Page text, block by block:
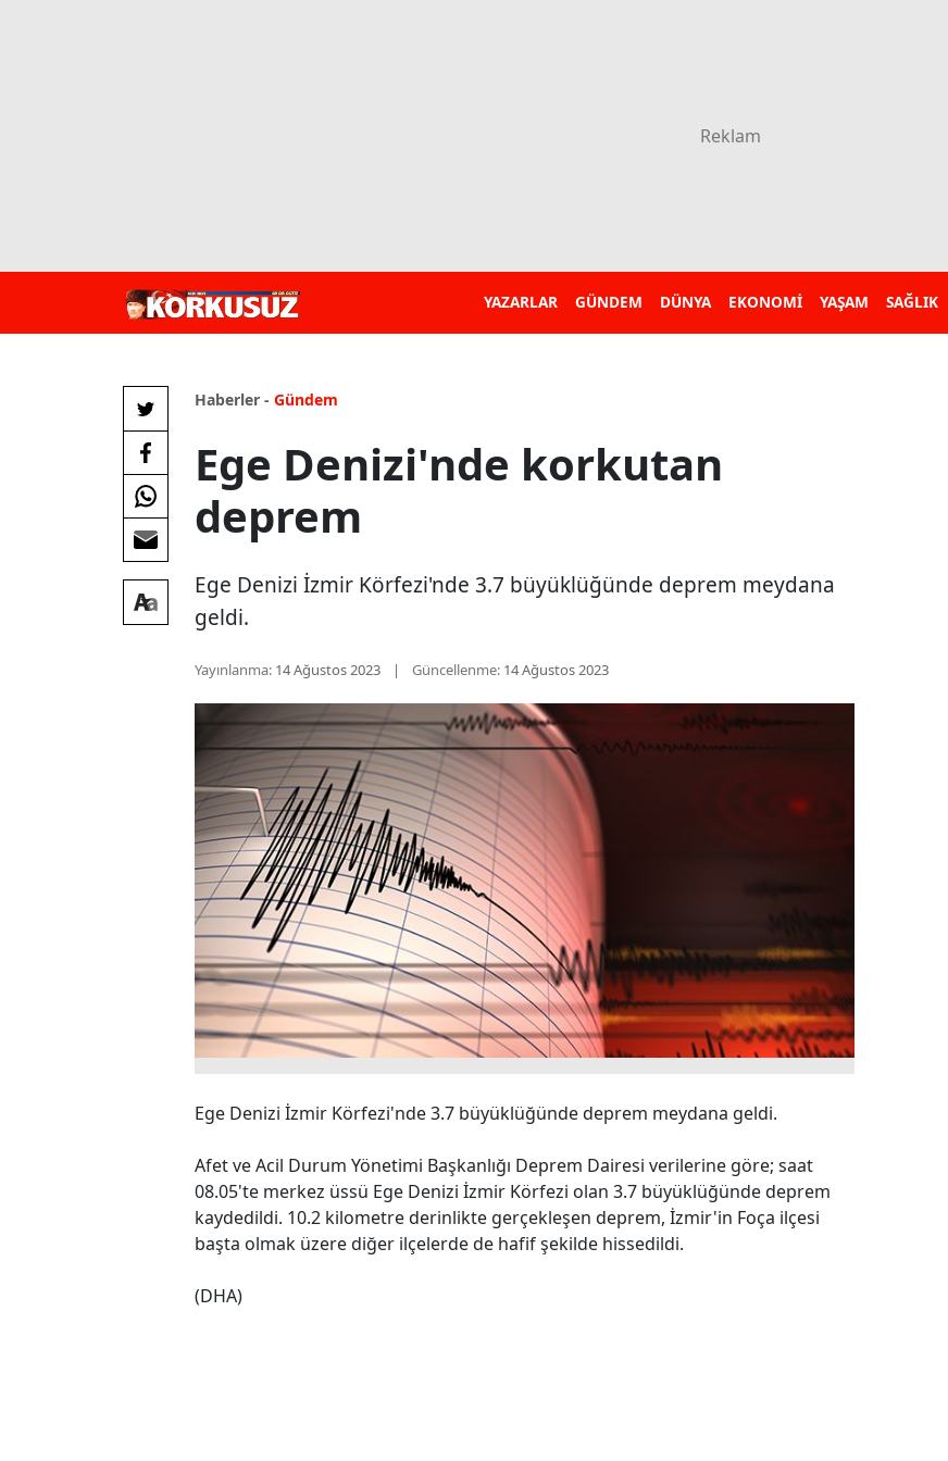
YAZARLAR GÜNDEM DÜNYA EKONOMİ YAŞAM SAĞLIK
Haberler - Gündem
Ege Denizi'nde korkutan
deprem
Ege Denizi İzmir Körfezi'nde 3.7 büyüklüğünde deprem meydana
geldi.
Yayınlanma: 14 Ağustos 2023 Güncellenme: 14 Ağustos 2023
Ege Denizi İzmir Körfezi'nde 3.7 büyüklüğünde deprem meydana geldi.
Afet ve Acil Durum Yönetimi Başkanlığı Deprem Dairesi verilerine göre; saat
08.05'te merkez üssü Ege Denizi İzmir Körfezi olan 3.7 büyüklüğünde deprem
kaydedildi. 10.2 kilometre derinlikte gerçekleşen deprem, İzmir'in Foça ilçesi
başta olmak üzere diğer ilçelerde de hafif şekilde hissedildi.
(DHA)